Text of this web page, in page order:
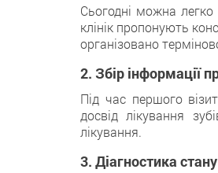
Сьогодні можна
клінік пропонують
організовано
2. Збір інформації
Під час першого
досвід лікування
лікування.
3. Діагностика